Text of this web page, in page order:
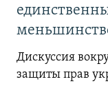
Дискуссия
защиты прав